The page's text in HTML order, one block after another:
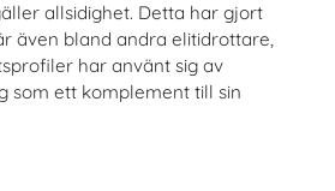
allsidighet. Detta har gjort
även bland andra elitidrottare,
har använt sig av
som ett komplement till sin